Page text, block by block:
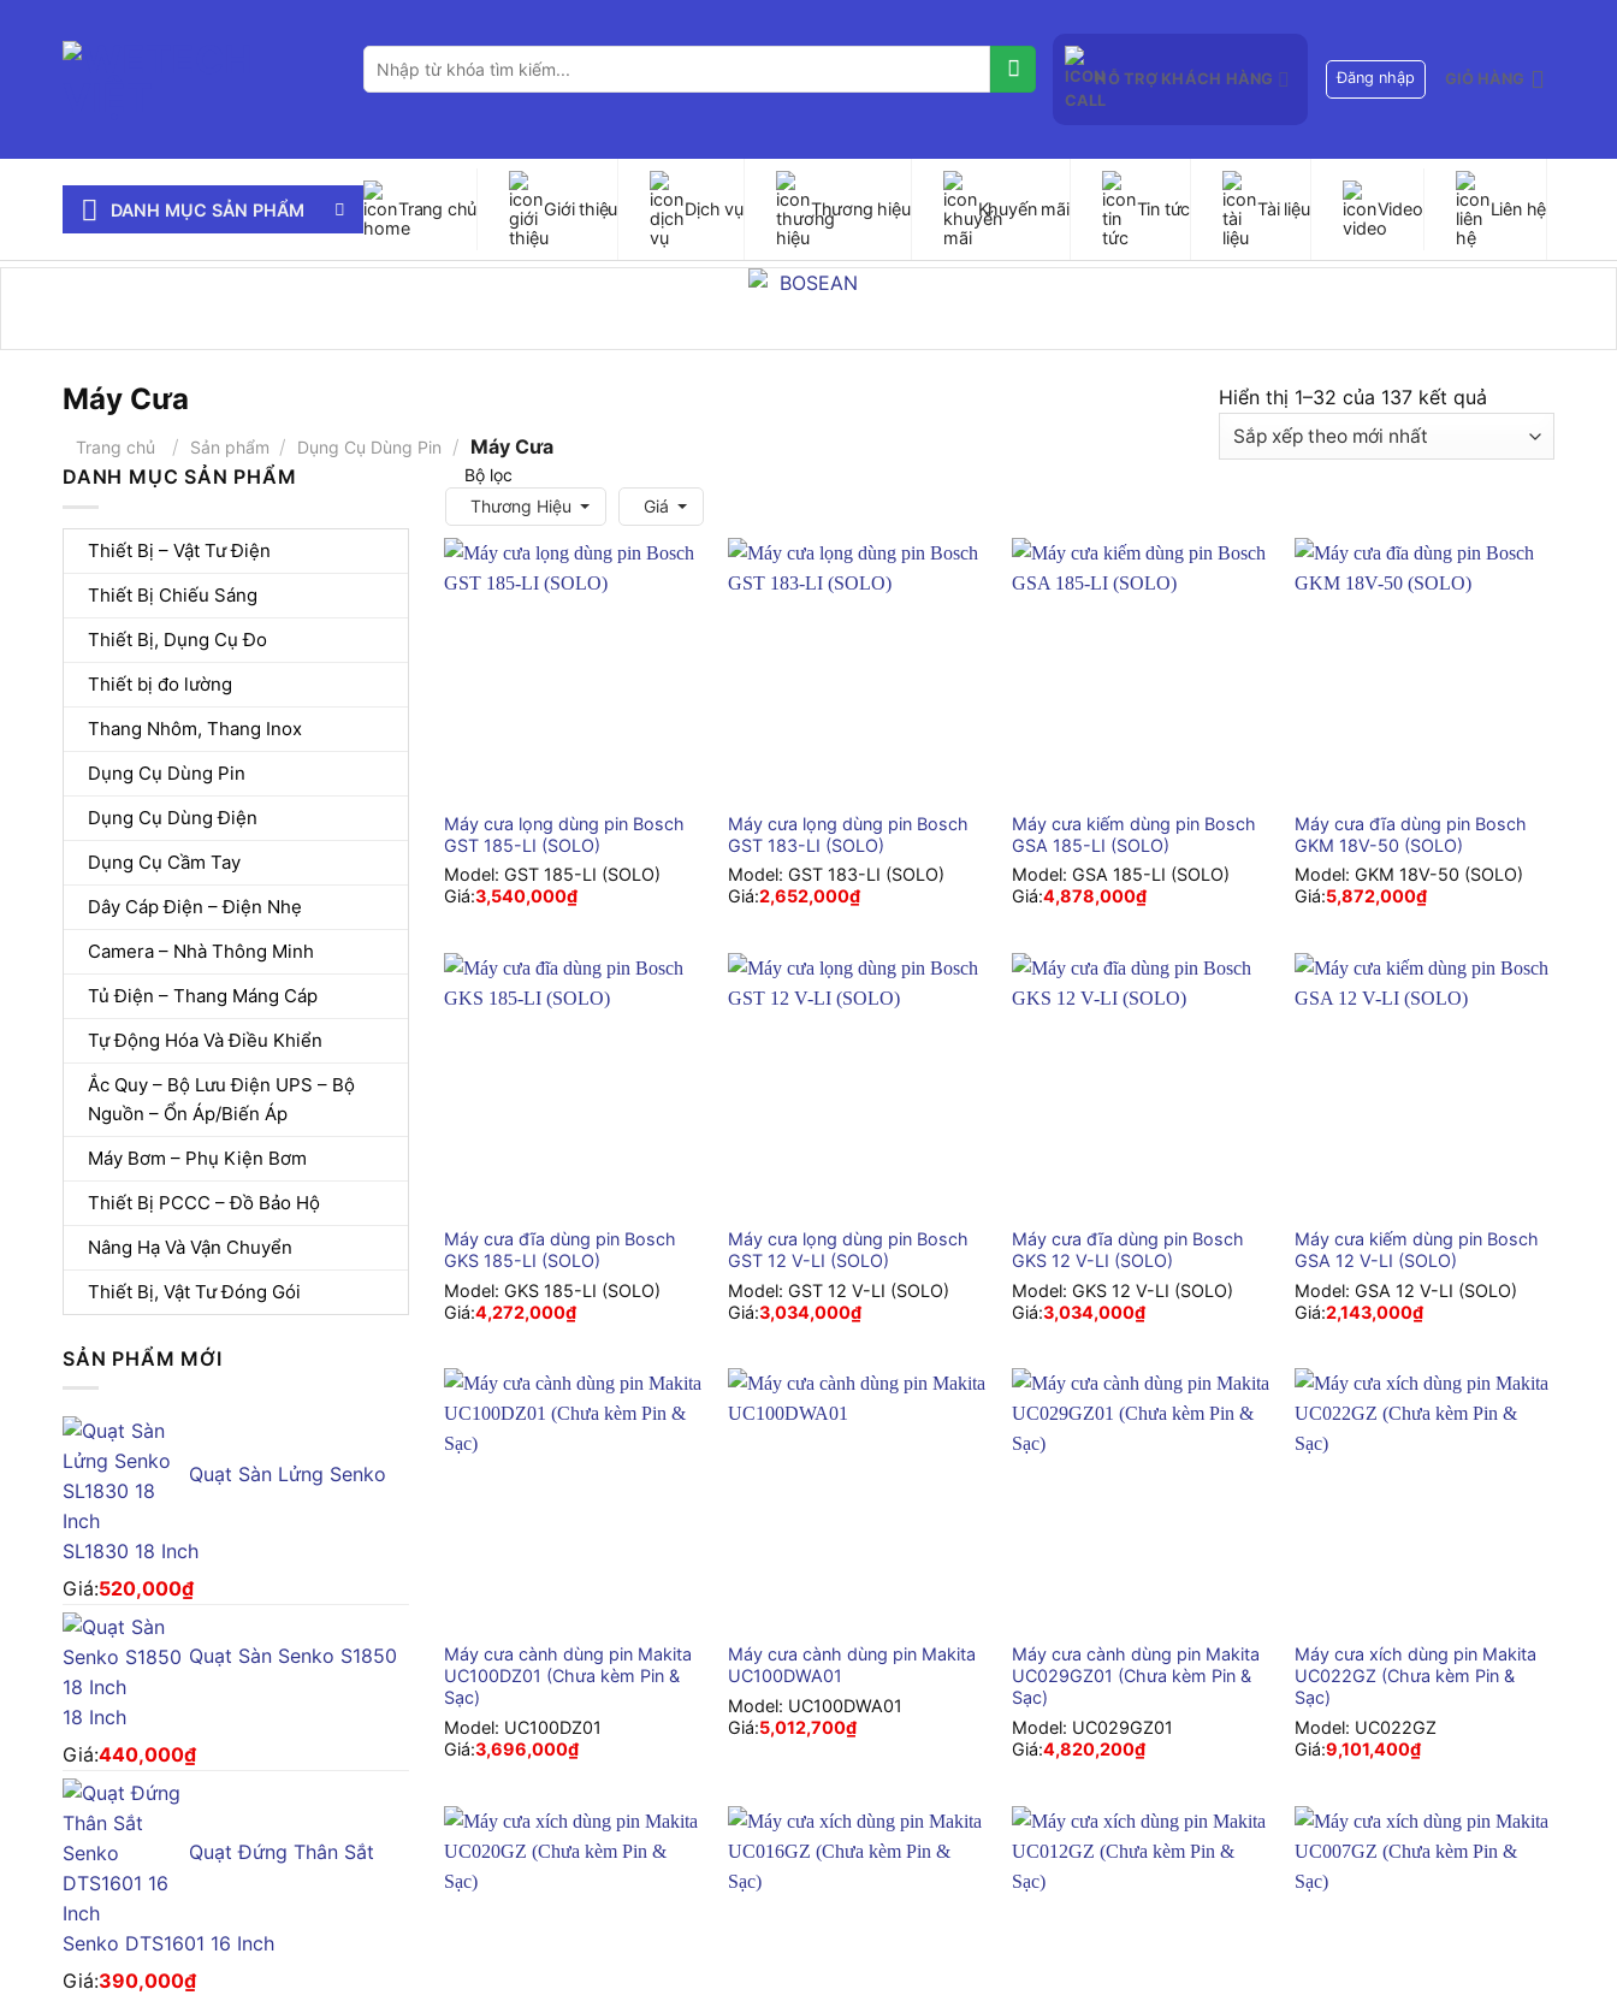
Tìm
kiếm:
HỖ TRỢ KHÁCH HÀNG Đăng nhập GIỎ HÀNG
DANH MỤC SẢN PHẨM Trang chủ Giới thiệu Dịch vụ Thương hiệu Khuyến mãi Tin tức Tài liệu Video Liên hệ
Máy Cưa
Trang chủ / Sản phẩm / Dụng Cụ Dùng Pin / Máy Cưa
Hiển thị 1–32 của 137 kết quảĐã
xếp
nhất
DANH MỤC SẢN PHẨM
Thiết Bị – Vật Tư Điện
Thiết Bị Chiếu Sáng
Thiết Bị, Dụng Cụ Đo
Thiết bị đo lường
Thang Nhôm, Thang Inox
Dụng Cụ Dùng Pin
Dụng Cụ Dùng Điện
Dụng Cụ Cầm Tay
Dây Cáp Điện – Điện Nhẹ
Camera – Nhà Thông Minh
Tủ Điện – Thang Máng Cáp
Tự Động Hóa Và Điều Khiển
Ắc Quy – Bộ Lưu Điện UPS – Bộ
Nguồn – Ổn Áp/Biến Áp
Máy Bơm – Phụ Kiện Bơm
Thiết Bị PCCC – Đồ Bảo Hộ
Nâng Hạ Và Vận Chuyển
Thiết Bị, Vật Tư Đóng Gói
SẢN PHẨM MỚI
Quạt Sàn Lửng Senko
SL1830 18 Inch
Giá:520,000₫
Quạt Sàn Senko S1850
18 Inch
Giá:440,000₫
Quạt Đứng Thân Sắt
Senko DTS1601 16 Inch
Giá:390,000₫
Bộ lọc
Thương Hiệu
Giá
Máy cưa lọng dùng pin Bosch
GST 185-LI (SOLO)
Model:GST 185-LI (SOLO)
Giá:3,540,000₫
Máy cưa lọng dùng pin Bosch
GST 183-LI (SOLO)
Model: GST 183-LI (SOLO)
Giá:2,652,000₫
Máy cưa kiếm dùng pin Bosch
GSA 185-LI (SOLO)
Model: GSA 185-LI (SOLO)
Giá:4,878,000₫
Máy cưa đĩa dùng pin Bosch
GKM 18V-50 (SOLO)
Model:GKM 18V-50 (SOLO)
Giá:5,872,000₫
Máy cưa đĩa dùng pin Bosch
GKS 185-LI (SOLO)
Model:GKS 185-LI (SOLO)
Giá:4,272,000₫
Máy cưa lọng dùng pin Bosch
GST 12 V-LI (SOLO)
Model: GST 12 V-LI (SOLO)
Giá:3,034,000₫
Máy cưa đĩa dùng pin Bosch
GKS 12 V-LI (SOLO)
Model: GKS 12 V-LI (SOLO)
Giá:3,034,000₫
Máy cưa kiếm dùng pin Bosch
GSA 12 V-LI (SOLO)
Model:GSA 12 V-LI (SOLO)
Giá:2,143,000₫
Máy cưa cành dùng pin Makita
UC100DZ01 (Chưa kèm Pin &
Sạc)
Model: UC100DZ01
Giá:3,696,000₫
Máy cưa cành dùng pin Makita
UC100DWA01
Model: UC100DWA01
Giá:5,012,700₫
Máy cưa cành dùng pin Makita
UC029GZ01 (Chưa kèm Pin &
Sạc)
Model: UC029GZ01
Giá:4,820,200₫
Máy cưa xích dùng pin Makita
UC022GZ (Chưa kèm Pin &
Sạc)
Model: UC022GZ
Giá:9,101,400₫